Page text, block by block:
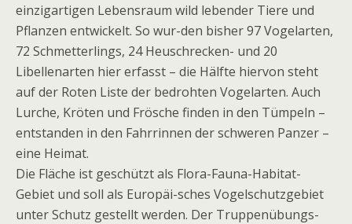
einzigartigen Lebensraum wild lebender Tiere und
Pflanzen entwickelt. So wur-den bisher 97 Vogelarten,
72 Schmetterlings, 24 Heuschrecken- und 20
Libellenarten hier erfasst – die Hälfte hiervon steht
auf der Roten Liste der bedrohten Vogelarten. Auch
Lurche, Kröten und Frösche finden in den Tümpeln –
entstanden in den Fahrrinnen der schweren Panzer –
eine Heimat.
Die Fläche ist geschützt als Flora-Fauna-Habitat-
Gebiet und soll als Europäi-sches Vogelschutzgebiet
unter Schutz gestellt werden. Der Truppenübungs-